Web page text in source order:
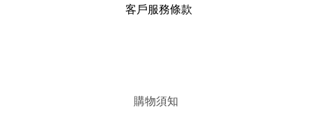
客戶服務條款
購物須知